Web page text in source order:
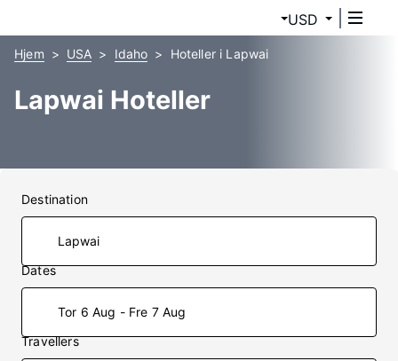
USD
Hjem USA Idaho Hoteller i Lapwai
Lapwai Hoteller
Destination
Dates
Tor 6 Aug - Fre 7 Aug
Travellers